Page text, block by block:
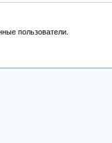
пользователи.